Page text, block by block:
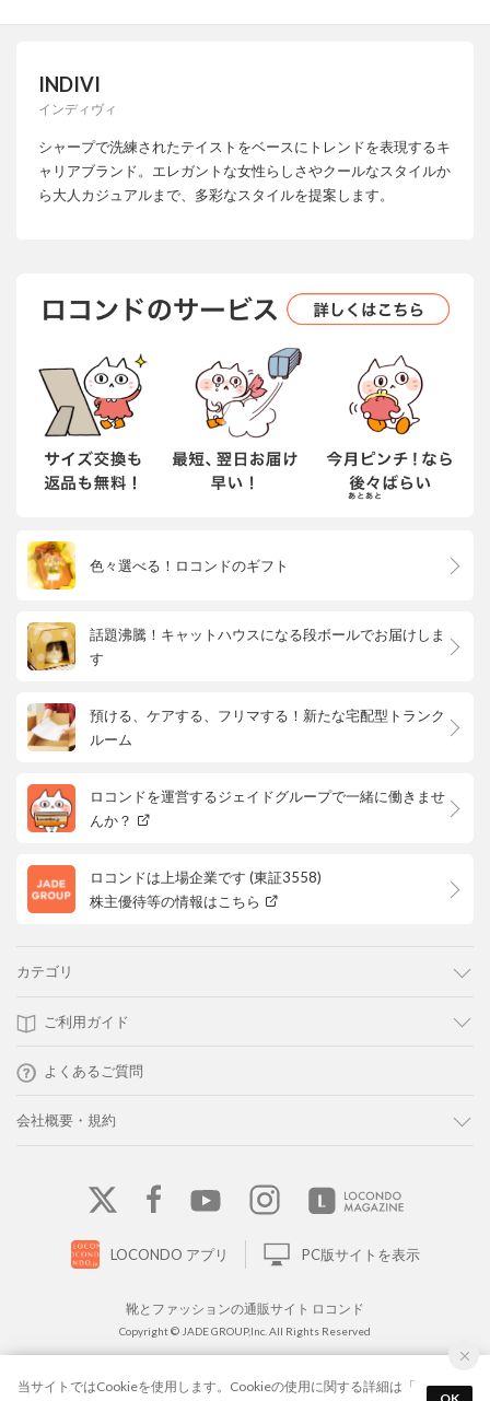
INDIVI
インディヴィ
シャープで洗練されたテイストをベースにトレンドを表現するキ
ャリアブランド。エレガントな女性らしさやクールなスタイルか
ら大人カジュアルまで、多彩なスタイルを提案します。
色々選べる！ロコンドのギフト
話題沸騰！キャットハウスになる段ボールでお届けしま
す
預ける、ケアする、フリマする！新たな宅配型トランク
ルーム
ロコンドを運営するジェイドグループで一緒に働きませ
んか？
ロコンドは上場企業です (東証3558)
株主優待等の情報はこちら
カテゴリ
ご利用ガイド
よくあるご質問
会社概要・規約
LOCONDO アプリ PC版サイトを表示
靴とファッションの通販サイト ロコンド
Copyright © JADE GROUP,Inc. All Rights Reserved
当サイトではCookieを使用します。Cookieの使用に関する詳細は「
OK